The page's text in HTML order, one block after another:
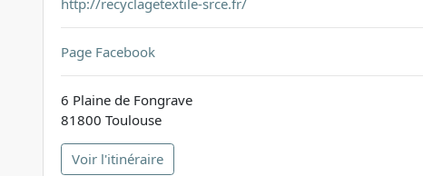
Page Facebook
6 Plaine de Fongrave
81800 Toulouse
Voir l'itinéraire